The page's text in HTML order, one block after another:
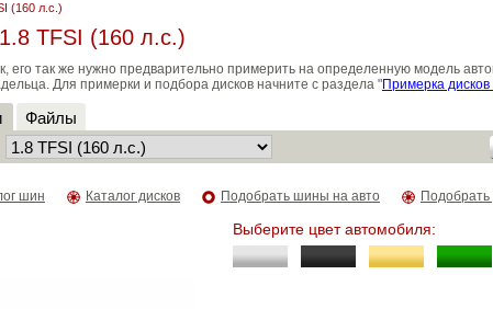
(160 л.с.)
TFSI (160 л.с.)
так же нужно предварительно примерить на определенную модель
Для примерки и подбора дисков начните с раздела "Примерка
Файлы
Подобрать шины на авто
Каталог дисков
шин
Выберите цвет автомобиля: